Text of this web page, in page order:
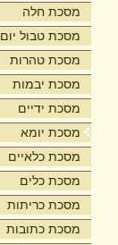
מסכת חלה
מסכת טבול יום
מסכת טהרות
מסכת יבמות
מסכת ידיים
מסכת יומא
מסכת כלאיים
מסכת כלים
מסכת כריתות
מסכת כתובות